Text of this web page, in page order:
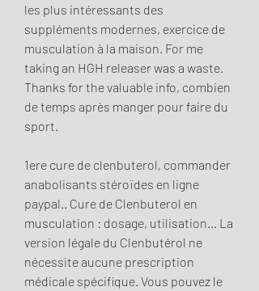
les plus intéressants des
suppléments modernes, exercice de
musculation à la maison. For me
taking an HGH releaser was a waste.
Thanks for the valuable info, combien
de temps après manger pour faire du
sport.
1ere cure de clenbuterol, commander
anabolisants stéroïdes en ligne
paypal.. Cure de Clenbuterol en
musculation : dosage, utilisation… La
version légale du Clenbutérol ne
nécessite aucune prescription
médicale spécifique. Vous pouvez le